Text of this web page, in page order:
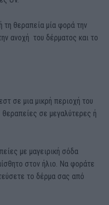
τη θεραπεία μία φορά την
ανοχή του δέρματος και το
σε μια μικρή περιοχή του
σε μεγαλύτερες ή
με μαγειρική σόδα
στον ήλιο. Να φοράτε
το δέρμα σας από